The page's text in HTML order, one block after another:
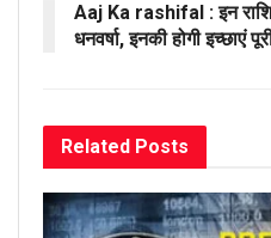
Aaj Ka rashifal : इन राशि
धनवर्षा, इनकी होगी इच्छाएं
Related Posts